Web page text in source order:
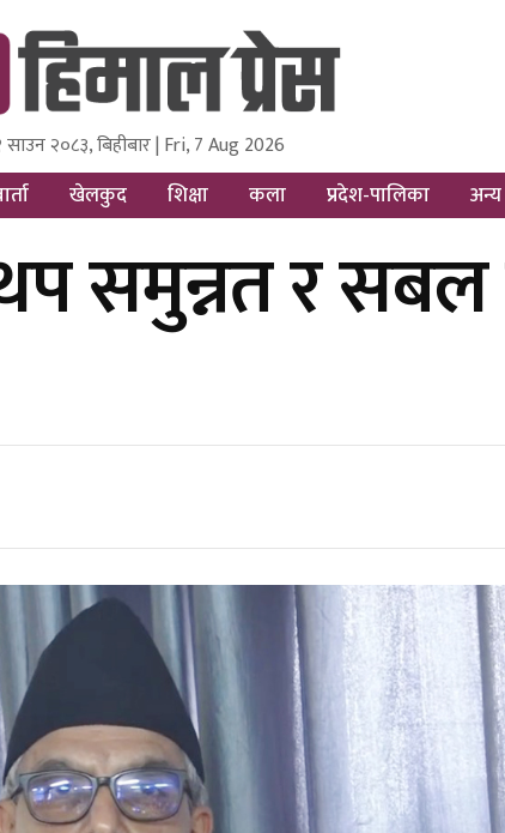
Media and Research Pvt Ltd.
साउन २०८३, बिहीबार | Fri, 7 Aug 2026
खेलकुद शिक्षा कला प्रदेश-पालिका अन्य
समुन्नत र